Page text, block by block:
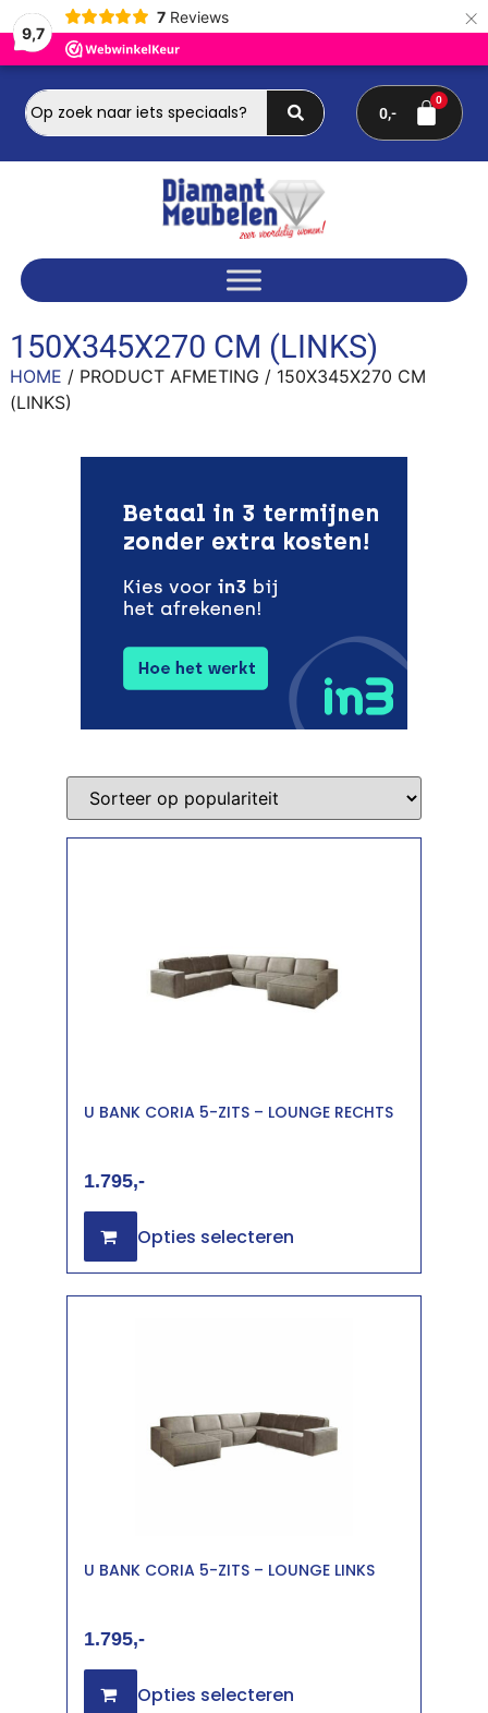
9,7
7 Reviews ×
0
150X345X270 CM (LINKS)
HOME / PRODUCT AFMETING / 150X345X270 CM
(LINKS)
U BANK CORIA 5-ZITS – LOUNGE RECHTS
1.795
Opties selecteren
U BANK CORIA 5-ZITS – LOUNGE LINKS
1.795
Opties selecteren